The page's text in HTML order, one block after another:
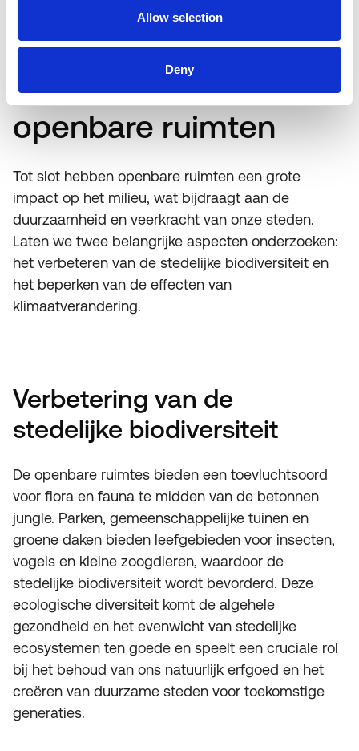
Allow selection
Deny
Milieu-impact van
openbare ruimten
Tot slot hebben openbare ruimten een grote
impact op het milieu, wat bijdraagt aan de
duurzaamheid en veerkracht van onze steden.
Laten we twee belangrijke aspecten onderzoeken:
het verbeteren van de stedelijke biodiversiteit en
het beperken van de effecten van
klimaatverandering.
Verbetering van de
stedelijke biodiversiteit
De openbare ruimtes bieden een toevluchtsoord
voor flora en fauna te midden van de betonnen
jungle. Parken, gemeenschappelijke tuinen en
groene daken bieden leefgebieden voor insecten,
vogels en kleine zoogdieren, waardoor de
stedelijke biodiversiteit wordt bevorderd. Deze
ecologische diversiteit komt de algehele
gezondheid en het evenwicht van stedelijke
ecosystemen ten goede en speelt een cruciale rol
bij het behoud van ons natuurlijk erfgoed en het
creëren van duurzame steden voor toekomstige
generaties.